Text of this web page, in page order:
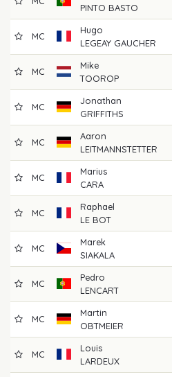
PINTO BASTO
MC
Hugo
LEGEAY GAUCHER
MC
Mike
TOOROP
MC
Jonathan
GRIFFITHS
MC
Aaron
LEITMANNSTETTER
MC
Marius
CARA
MC
Raphael
LE BOT
MC
Marek
SIAKALA
MC
Pedro
LENCART
MC
Martin
OBTMEIER
MC
Louis
LARDEUX